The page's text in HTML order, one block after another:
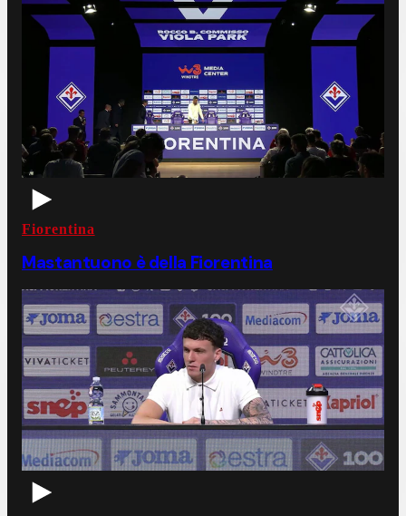
Fiorentina
Mastantuono è della Fiorentina